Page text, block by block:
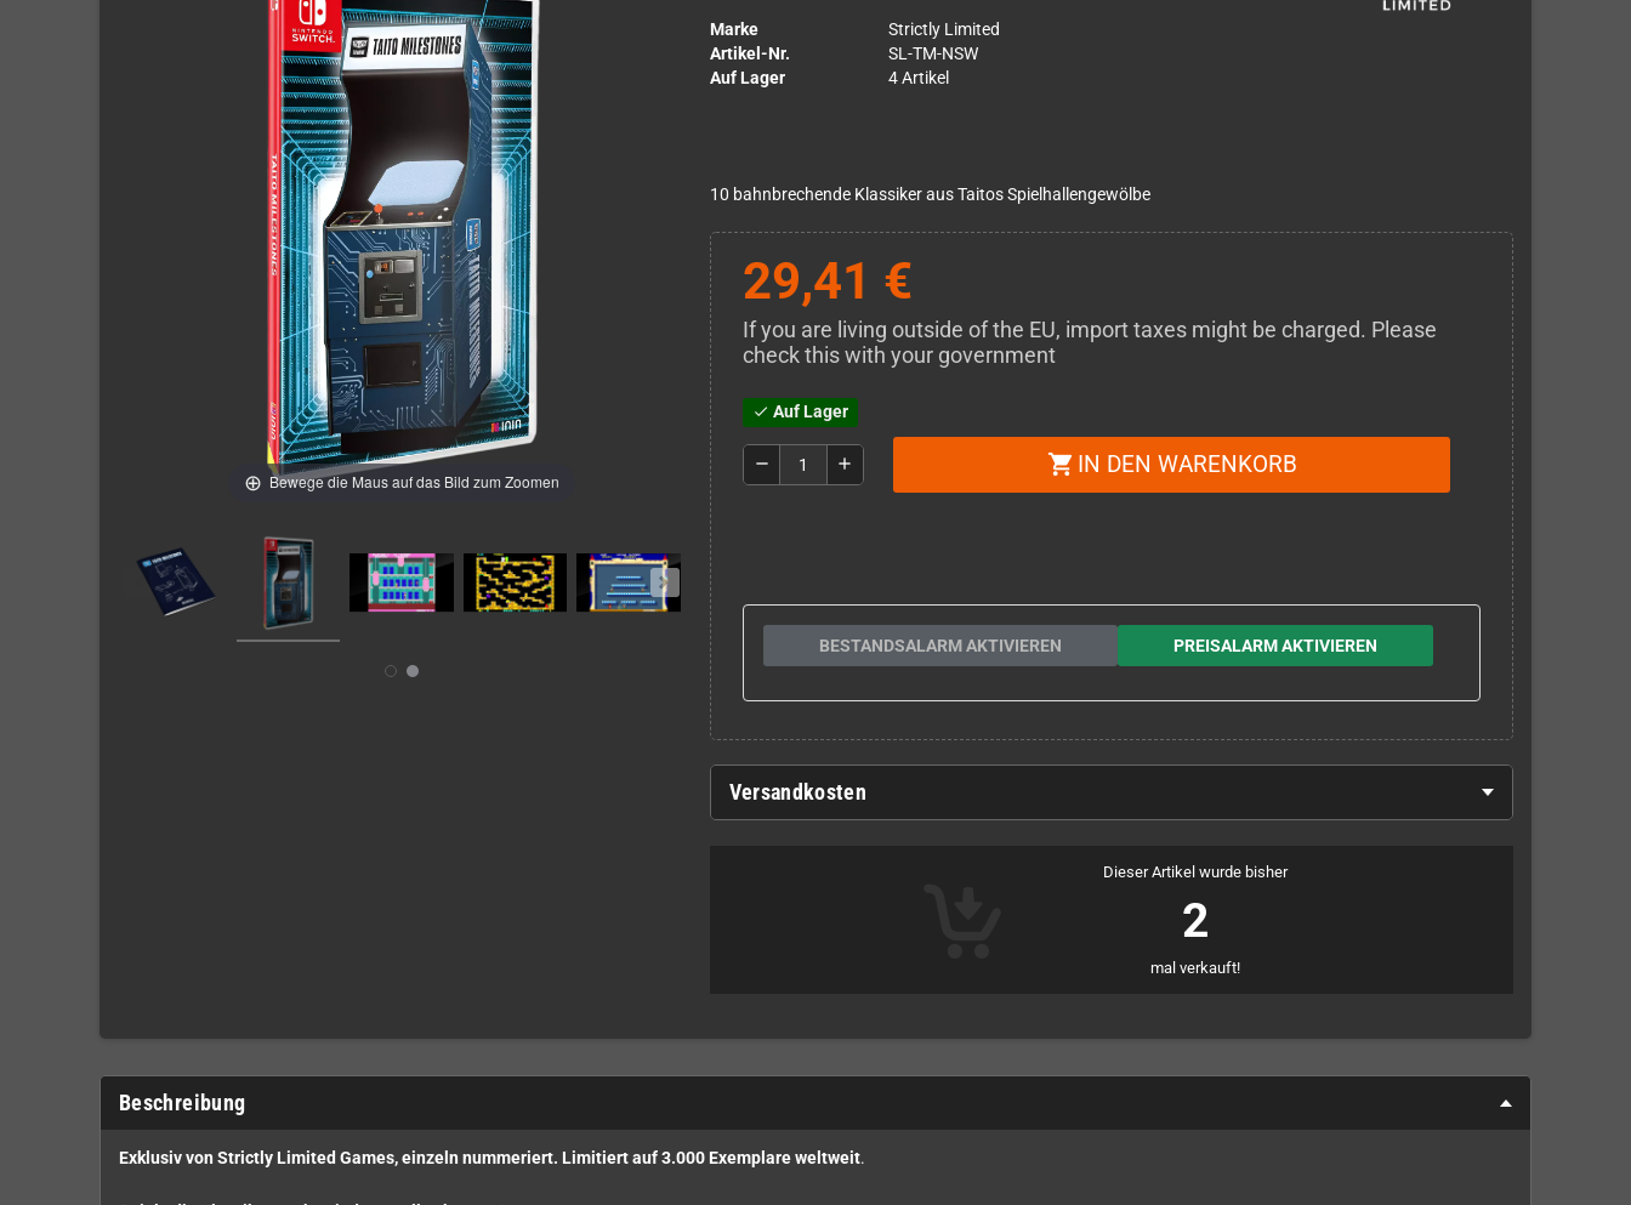
Bewege die Maus auf das Bild zum Zoomen
Marke
Strictly Limited
Artikel-Nr.
SL-TM-NSW
Auf Lager
4 Artikel
10 bahnbrechende Klassiker aus Taitos Spielhallengewölbe
29,41 €
If you are living outside of the EU, import taxes might be charged. Please
check this with your government
check Auf Lager
remove add shopping_cart IN DEN WARENKORB
BESTANDSALARM AKTIVIEREN PREISALARM AKTIVIEREN
Versandkosten
Dieser Artikel wurde bisher
2
mal verkauft!
Beschreibung
Exklusiv von Strictly Limited Games, einzeln nummeriert. Limitiert auf 3.000 Exemplare weltweit.